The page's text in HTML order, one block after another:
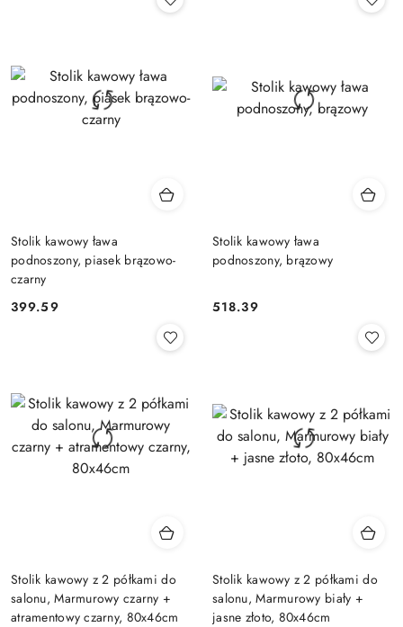
Stolik kawowy ława
podnoszony, piasek brązowo-
czarny
Cena:
399.59
Stolik kawowy ława
podnoszony, brązowy
Cena:
518.39
Stolik kawowy z 2 półkami do
salonu, Marmurowy czarny +
atramentowy czarny, 80x46cm
Stolik kawowy z 2 półkami do
salonu, Marmurowy biały +
jasne złoto, 80x46cm